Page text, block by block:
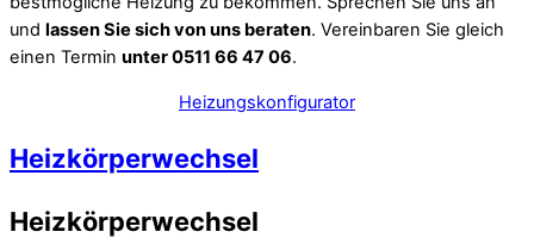
und lassen Sie sich von uns beraten. Vereinbaren Sie gleich
einen Termin unter 0511 66 47 06.
Heizungskonfigurator
Heizkörperwechsel
Heizkörperwechsel